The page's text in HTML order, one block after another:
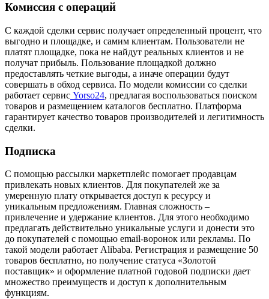
Комиссия с операций
С каждой сделки сервис получает определенный процент, что
выгодно и площадке, и самим клиентам. Пользователи не
платят площадке, пока не найдут реальных клиентов и не
получат прибыль. Пользование площадкой должно
предоставлять четкие выгоды, а иначе операции будут
совершать в обход сервиса. По модели комиссии со сделки
работает сервис Yorso24, предлагая воспользоваться поиском
товаров и размещением каталогов бесплатно. Платформа
гарантирует качество товаров производителей и легитимность
сделки.
Подписка
С помощью рассылки маркетплейс помогает продавцам
привлекать новых клиентов. Для покупателей же за
умеренную плату открывается доступ к ресурсу и
уникальным предложениям. Главная сложность –
привлечение и удержание клиентов. Для этого необходимо
предлагать действительно уникальные услуги и донести это
до покупателей с помощью email-воронок или рекламы. По
такой модели работает Alibaba. Регистрация и размещение 50
товаров бесплатно, но получение статуса «Золотой
поставщик» и оформление платной годовой подписки дает
множество преимуществ и доступ к дополнительным
функциям.